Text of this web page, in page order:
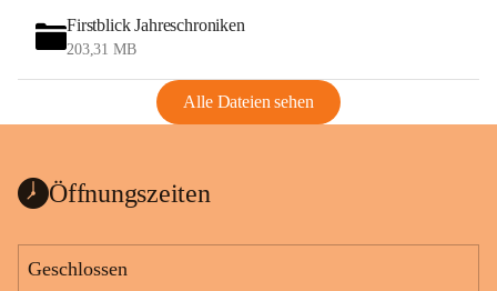
Firstblick Jahreschroniken
203,31 MB
Alle Dateien sehen
Öffnungszeiten
Geschlossen